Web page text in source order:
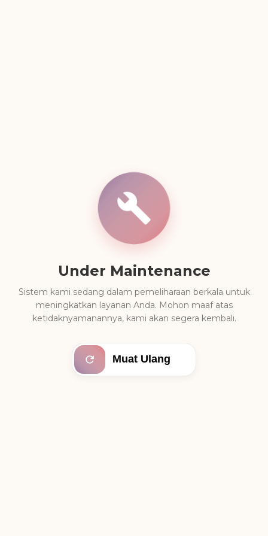
Under Maintenance
Sistem kami sedang dalam pemeliharaan berkala untuk
meningkatkan layanan Anda. Mohon maaf atas
ketidaknyamanannya, kami akan segera kembali.
Muat Ulang